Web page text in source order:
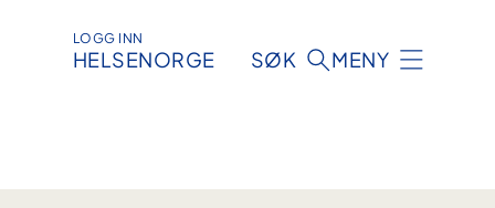
LOGG INN
HELSENORGE SØK MENY